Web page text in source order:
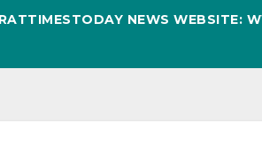
NEWS WEBSITE: